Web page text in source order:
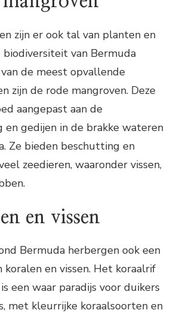
zijn er ook tal van planten en
biodiversiteit van Bermuda
de meest opvallende
zijn de rode mangroven. Deze
aangepast aan de
en gedijen in de brakke wateren
Ze bieden beschutting en
zeedieren, waaronder vissen,
en vissen
Bermuda herbergen ook een
koralen en vissen. Het koraalrif
een waar paradijs voor duikers
met kleurrijke koraalsoorten en